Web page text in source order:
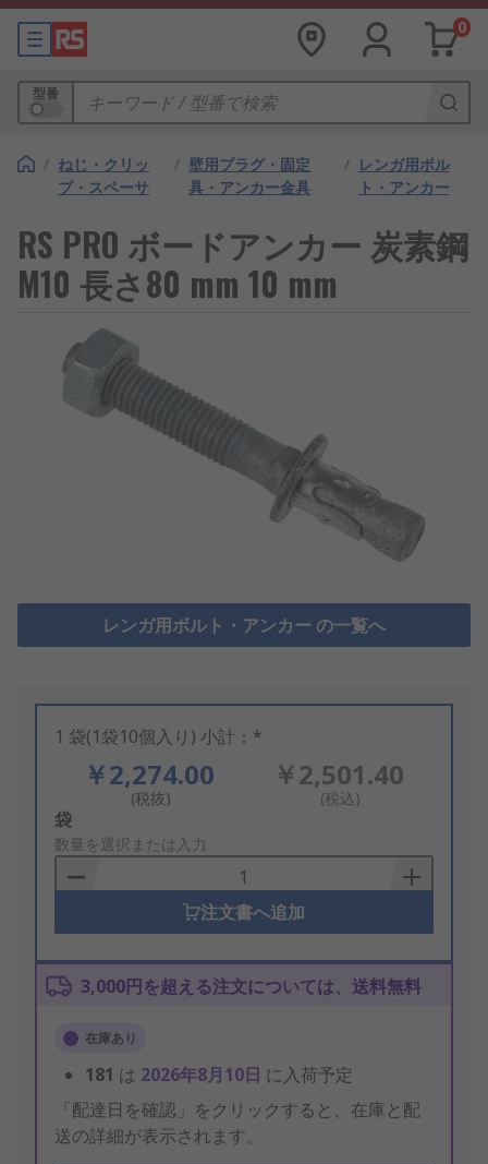
0
型番
/ ねじ・クリッ
プ・スペーサ
/ 壁用プラグ・固定
具・アンカー金具
/ レンガ用ボル
ト・アンカー
RS PRO ボードアンカー 炭素鋼
M10 長さ80 mm 10 mm
レンガ用ボルト・アンカー の一覧へ
1 袋(1袋10個入り) 小計：*
￥2,274.00
(税抜)
￥2,501.40
(税込)
Add
to
Basket
袋
数量を選択または入力
注文書へ追加
3,000円を超える注文については、送料無料
在庫あり
181 は 2026年8月10日 に入荷予定
「配達日を確認」をクリックすると、在庫と配
送の詳細が表示されます。